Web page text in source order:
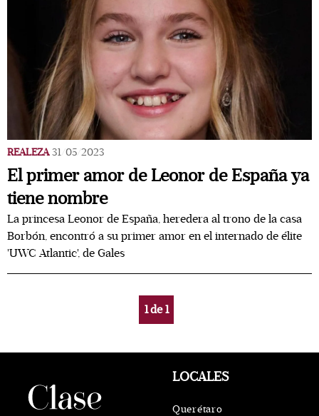
REALEZA 31/05/2023
El primer amor de Leonor de España ya
tiene nombre
La princesa Leonor de España, heredera al trono de la casa
Borbón, encontró a su primer amor en el internado de élite
'UWC Atlantic', de Gales
1de1
LOCALES
Querétaro